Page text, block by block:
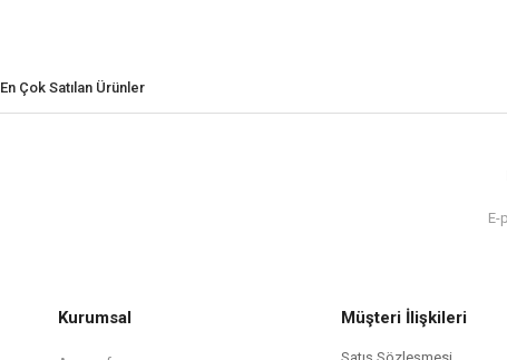
En Çok Satılan Ürünler
Kurumsal Müşteri İlişkileri